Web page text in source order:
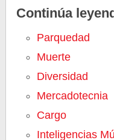
Continúa
Parquedad
Muerte
Diversidad
Mercadotecnia
Cargo
Inteligencias